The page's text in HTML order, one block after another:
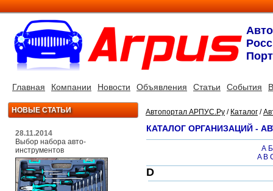
Главная Компании Новости Объявления Статьи События
НОВЫЕ СТАТЬИ
28.11.2014
Выбор набора авто-
инструментов
Автопортал АРПУС.Ру / Каталог /
КАТАЛОГ ОРГАНИЗАЦИЙ -
А Б
A B
D